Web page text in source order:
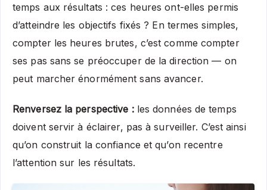
temps aux résultats : ces heures ont-elles permis
d’atteindre les objectifs fixés ? En termes simples,
compter les heures brutes, c’est comme compter
ses pas sans se préoccuper de la direction — on
peut marcher énormément sans avancer.
Renversez la perspective :les données de temps
doivent servir à éclairer, pas à surveiller. C’est ainsi
qu’on construit la confiance et qu’on recentre
l’attention sur les résultats.